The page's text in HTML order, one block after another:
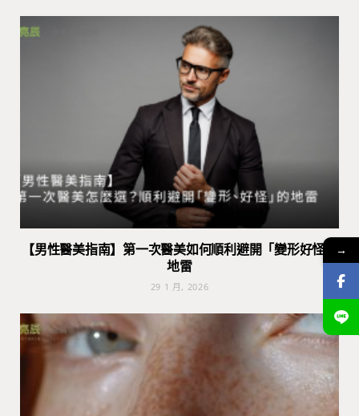
【男性醫美指南】第一次醫美如何順利避開「變形好怪」
地雷
29 1 月, 2026
→